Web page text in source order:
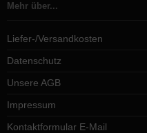
Mehr über...
Liefer-/Versandkosten
Datenschutz
Unsere AGB
Impressum
Kontaktformular E-Mail